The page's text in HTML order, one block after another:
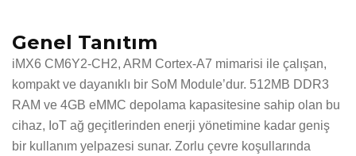
Genel Tanıtım
iMX6 CM6Y2-CH2, ARM Cortex-A7 mimarisi ile çalışan,
kompakt ve dayanıklı bir SoM Module’dur. 512MB DDR3
RAM ve 4GB eMMC depolama kapasitesine sahip olan bu
cihaz, IoT ağ geçitlerinden enerji yönetimine kadar geniş
bir kullanım yelpazesi sunar. Zorlu çevre koşullarında